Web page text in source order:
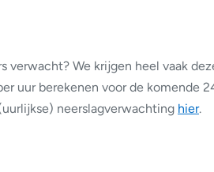
We krijgen heel vaak
uur berekenen voor de komende
neerslagverwachting hier.